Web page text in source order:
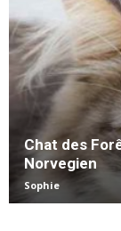
Chat des
Norvegien
Sophie